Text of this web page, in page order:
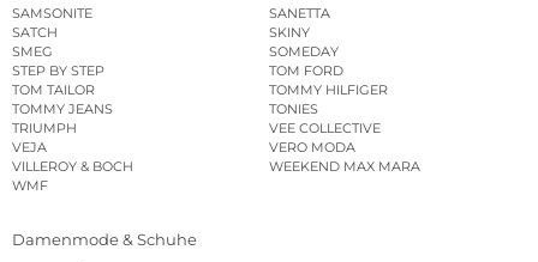
SAMSONITE
SANETTA
SATCH
SKINY
SMEG
SOMEDAY
STEP BY STEP
TOM FORD
TOM TAILOR
TOMMY HILFIGER
TOMMY JEANS
TONIES
TRIUMPH
VEE COLLECTIVE
VEJA
VERO MODA
VILLEROY & BOCH
WEEKEND MAX MARA
WMF
Damenmode & Schuhe